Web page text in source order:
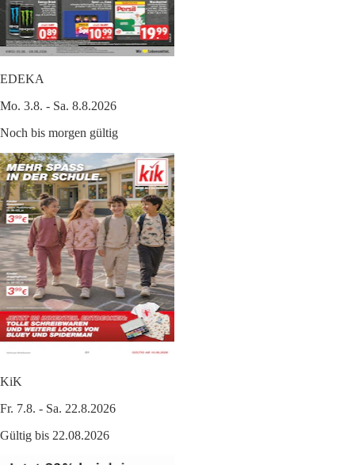
EDEKA
Mo. 3.8. - Sa. 8.8.2026
Noch bis morgen gültig
KiK
Fr. 7.8. - Sa. 22.8.2026
Gültig bis 22.08.2026